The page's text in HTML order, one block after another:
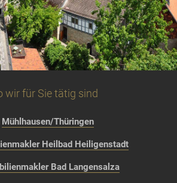
wir für Sie tätig sind
Mühlhausen/Thüringen
Heilbad Heiligenstadt
Bad Langensalza